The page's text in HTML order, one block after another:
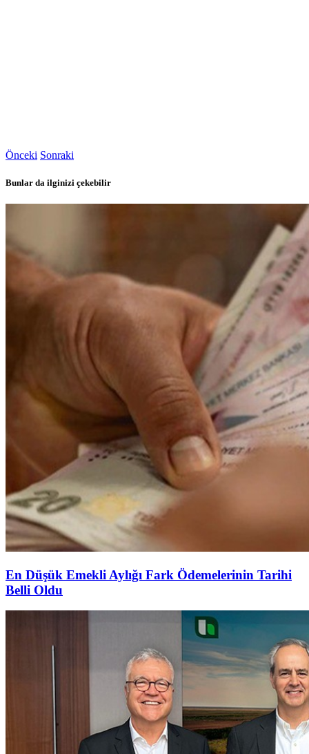
Önceki Sonraki
Bunlar da ilginizi çekebilir
En Düşük Emekli Aylığı Fark Ödemelerinin Tarihi
Belli Oldu